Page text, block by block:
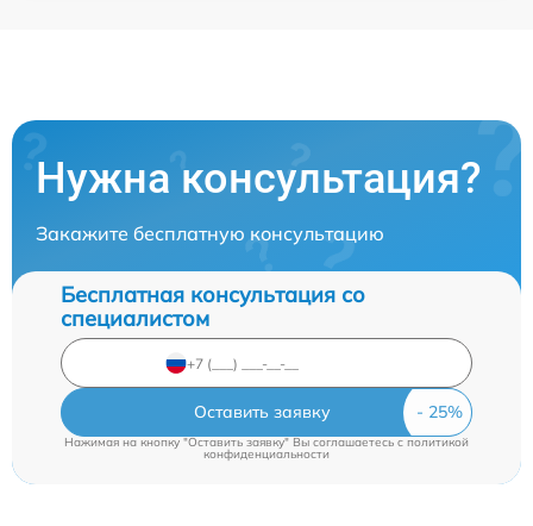
Нужна консультация?
Закажите бесплатную консультацию
Бесплатная консультация со
специалистом
Оставить заявку
Нажимая на кнопку "Оставить заявку" Вы соглашаетесь c политикой
конфиденциальности